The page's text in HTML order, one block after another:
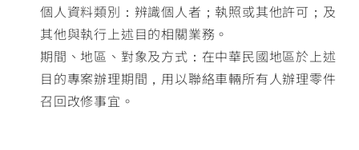
個人資料類別：辨識個人者；執照或其他許可；及
其他與執行上述目的相關業務。
期間、地區、對象及方式：在中華民國地區於上述
目的專案辦理期間，用以聯絡車輛所有人辦理零件
召回改修事宜。